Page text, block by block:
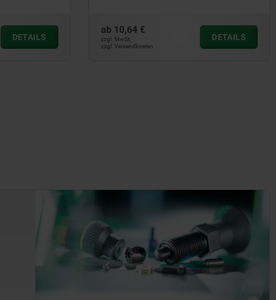
DETAILS
ab 10,64 €
zzgl. MwSt.
zzgl. Versandkosten
DETAILS